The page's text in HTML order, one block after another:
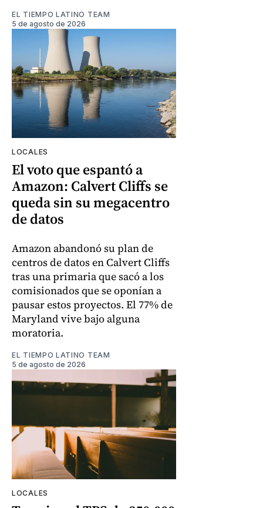
EL TIEMPO LATINO TEAM
5 de agosto de 2026
LOCALES
El voto que espantó a
Amazon: Calvert Cliffs se
queda sin su megacentro
de datos
Amazon abandonó su plan de
centros de datos en Calvert Cliffs
tras una primaria que sacó a los
comisionados que se oponían a
pausar estos proyectos. El 77% de
Maryland vive bajo alguna
moratoria.
EL TIEMPO LATINO TEAM
5 de agosto de 2026
LOCALES